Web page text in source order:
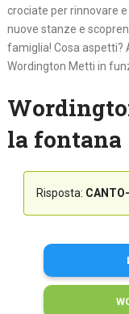
crociate per rinnovare
nuove stanze e
famiglia! Cosa aspetti?
Wordington Metti in
la fontana
Risposta: